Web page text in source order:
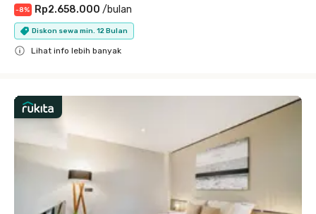
-8% Rp2.658.000 /bulan
Diskon sewa min. 12 Bulan
Lihat info lebih banyak